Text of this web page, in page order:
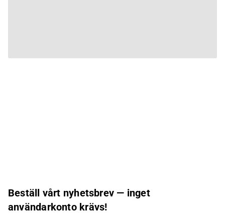
Beställ vårt nyhetsbrev — inget
användarkonto krävs!